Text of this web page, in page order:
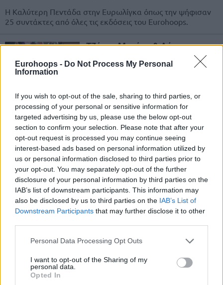
Eurohoops - Do Not Process My Personal
Information
If you wish to opt-out of the sale, sharing to third parties, or
processing of your personal or sensitive information for
targeted advertising by us, please use the below opt-out
section to confirm your selection. Please note that after your
opt-out request is processed you may continue seeing
interest-based ads based on personal information utilized by
us or personal information disclosed to third parties prior to
your opt-out. You may separately opt-out of the further
disclosure of your personal information by third parties on the
IAB’s list of downstream participants. This information may
also be disclosed by us to third parties on the IAB’s List of
Downstream Participants that may further disclose it to other
Please note that this website/app uses one or more Google
not limited to your visit or usage behaviour. You may click to
grant or deny consent to Google and its third-party tags to
use your data for below specified purposes in below Google
Personal Data Processing Opt Outs
I want to opt-out of the Sharing of my
personal data.
Opted In
Η Καλύτερη Πεντάδα στην Ευρωλίγκα όπως την ψήφισαν
25 συντάκτες από όλες τις εκδόσεις του Eurohoops.
Τζέιμς, Μονέκε & Λάρκιν
αμφισβητούν την ορθότητα της
All-EuroLeague Team
Ο Μάικ Τζέιμς, ο Τσίμα Μονέκε κι ο Σέιν Λάρκιν
αντέδρασαν στο άκουσμα των All-EuroLeague First &
Second Team.
Πλήγμα για Μπασκόνια: Χωρίς
Μονέκε στα δύο πρώτα ματς με
Ρεάλ
22/APR/24 22:17
Δίχως τον Τσίμα Μονέκε θα επιδιώξει να αλώσει τη
Μαδρίτη η Μπασκόνια στα δύο πρώτα ματς της σειράς.
Μονέκε: Οριστικά εκτός
Βίρτους
18/APR/24 12:29
Ο Τσίμα Μονέκε τέθηκε οριστικά νοκ άουτ από τον